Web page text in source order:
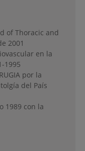
of Thoracic and
2001
en la
1995
por la
del País
1989 con la